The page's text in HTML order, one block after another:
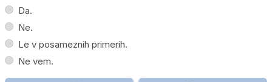
Da.
Ne.
Le v posameznih primerih.
Ne vem.